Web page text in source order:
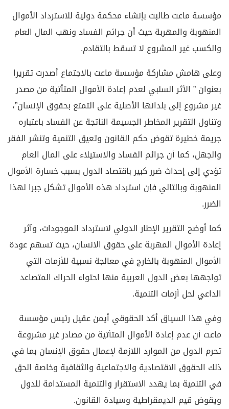
مؤسسة ماعت طالبت بإنشاء محكمة دولية للاسترداد الأموال
المنهوبة والمهربة حيث أن جرائم الفساد ونهب المال العام
والكسب غير المشروع لا تسقط بالتقادم.
وعلى هامش مشاركة مؤسسة ماعت بالاجتماع أصدرت تقريرا
بعنوان ” الأثر السلبي لعدم إعادة الأموال المتأتية من مصدر
غير مشروع إلى بلدانها الأصلية على التمتع بحقوق الإنسان”،
وتناول التقرير المخاطر الجسيمة الناتجة عن الفساد باعتباره
جريمة خطيرة تقوض حكم القانون وتعيق التنمية وتنشر الفقر
والجهل، كما أن جرائم الفساد والاستيلاء على المال العام
تؤدي إلى إحداث ضرر كبير باقتصاد الدول بسبب خسارة الأموال
المنهوبة وبالتالي فإن استرداد هذه الأموال تشكل جبرا لهذا
الضرر.
كما أوضح التقرير الإطار الدولي لاسترداد الموجودات، وآثر
إعادة الأموال المهربة على حقوق الانسان، حيث تسهم عودة
الأموال المنهوبة بالخارج في معالجة نسبية للأزمات التي
تواجهها بعض الدول العربية منها احتواء الحراك المتصاعد
الداعي لحل أزمات التنمية.
وفي هذا السياق أكد الحقوقي أيمن عقيل رئيس مؤسسة
ماعت أن عدم إعادة الأموال المتأتية من مصادر غير مشروعة
تحرم الدول من الموارد اللازمة لإعمال حقوق الإنسان بما في
ذلك الحقوق الاقتصادية والاجتماعية والثقافية وخاصة الحق
في التنمية بما يهدد الاستقرار والتنمية المستدامة للدول
ويقوض قيم الديمقراطية وسيادة القانون.